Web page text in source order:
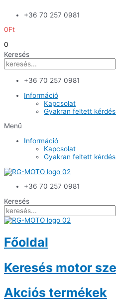
+36 70 257 0981
0Ft
0
Keresés
+36 70 257 0981
Információ
Kapcsolat
Gyakran feltett
Menü
Információ
Kapcsolat
Gyakran feltett
+36 70 257 0981
Keresés
Főoldal
Keresés motor
Akciós termékek